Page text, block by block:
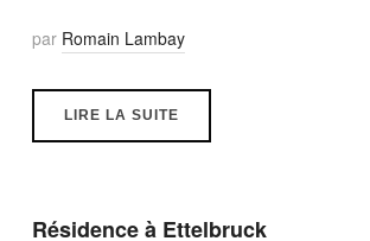
par Romain Lambay
LIRE LA SUITE
Résidence à Ettelbruck